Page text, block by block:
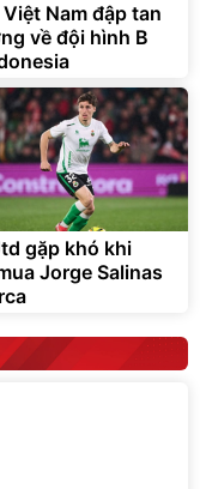
Nam đập tan
về đội hình B
gặp khó khi
Jorge Salinas